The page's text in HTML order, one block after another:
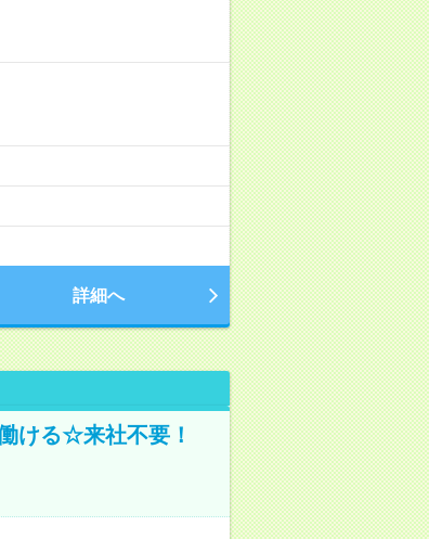
詳細へ
ける☆来社不要！